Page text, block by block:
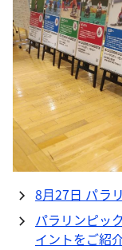
8月27日 パラ
パラリンピッ
イントをご紹